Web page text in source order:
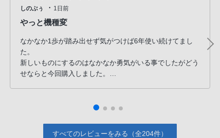
しのぶぅ ・ 1日前
やっと機種変
なかなか1歩が踏み出せず気がつけば6年使い続けてまし
た。
新しいものにするのはなかなか勇気がいる事でしたがどう
せならと今回購入しました。
すべてのレビューをみる（全204件）